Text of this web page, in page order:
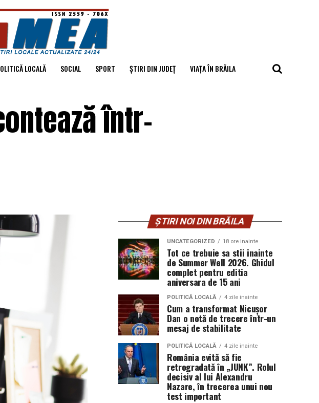
LOCALĂ SOCIAL SPORT ȘTIRI DIN JUDEȚ VIAȚA ÎN BRĂILA
într-
ȘTIRI NOI DIN BRĂILA
UNCATEGORIZED 18 ore inainte
Tot ce trebuie sa stii inainte
de Summer Well 2026. Ghidul
complet pentru editia
aniversara de 15 ani
POLITICĂ LOCALĂ 4 zile inainte
Cum a transformat Nicușor
Dan o notă de trecere într-un
mesaj de stabilitate
POLITICĂ LOCALĂ 4 zile inainte
România evită să fie
retrogradată în „JUNK”. Rolul
decisiv al lui Alexandru
Nazare, în trecerea unui nou
test important